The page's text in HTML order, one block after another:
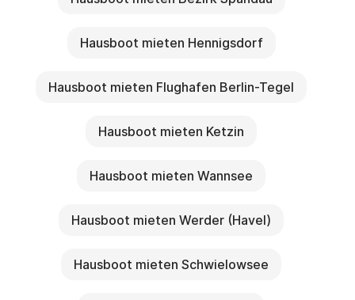
Hausboot mieten Hennigsdorf
Hausboot mieten Flughafen Berlin-Tegel
Hausboot mieten Ketzin
Hausboot mieten Wannsee
Hausboot mieten Werder (Havel)
Hausboot mieten Schwielowsee